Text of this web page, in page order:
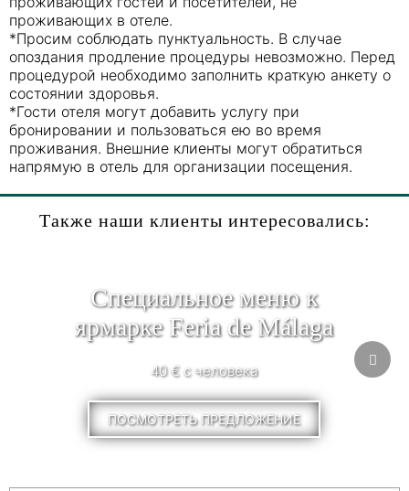
проживающих в отеле.
*Просим соблюдать пунктуальность. В случае
опоздания продление процедуры невозможно. Перед
процедурой необходимо заполнить краткую анкету о
состоянии здоровья.
*Гости отеля могут добавить услугу при
бронировании и пользоваться ею во время
проживания. Внешние клиенты могут обратиться
напрямую в отель для организации посещения.
Также наши клиенты интересовались:
Специальное меню к
ярмарке Feria de Málaga
40 € с человека
ПОСМОТРЕТЬ ПРЕДЛОЖЕНИЕ